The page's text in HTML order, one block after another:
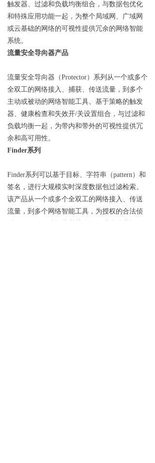
触发器、过滤和负载均衡组合，与数据包优化
和特殊应用功能一起，为整个局域网、广域网
或云基础的网络的可视性提供冗余的网络智能
系统。
流量安全导向器产品
流量安全导向器（Protector）系列从一个或多个
全双工的网络接入、捕获、传送流量，到多个
主动或被动的网络智能工具。基于策略的触发
器、健康检查和失效开/关设置组合，与过滤和
负载均衡一起，为带内和带外的可视性提供冗
余和高可用性。
Finder系列
Finder系列可以基于目标、字符串（pattern）和
签名，进行大规模实时深度数据包过滤检索。
该产品从一个或多个全双工的网络接入、传送
流量，到多个网络智能工具，为授权的合法侦